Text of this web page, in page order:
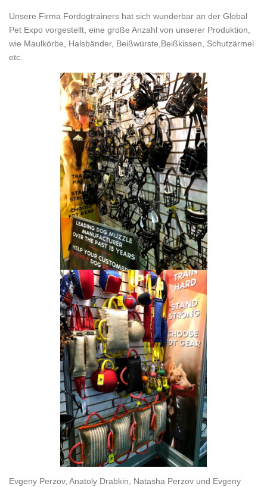
Unsere Firma Fordogtrainers hat sich wunderbar an der Global
Pet Expo vorgestellt, eine große Anzahl von unserer Produktion,
wie Maulkörbe, Halsbänder, Beißwürste,Beißkissen, Schutzärmel
etc.
Evgeny Perzov, Anatoly Drabkin, Natasha Perzov und Evgeny